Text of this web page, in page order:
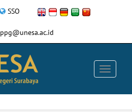
SSO
ppg@unesa.ac.id